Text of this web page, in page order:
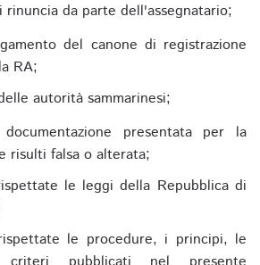
rinuncia da parte dell'assegnatario;
del canone di registrazione
RA;
autorità sammarinesi;
presentata per la
risulti falsa o alterata;
le leggi della Repubblica di
le procedure, i principi, le